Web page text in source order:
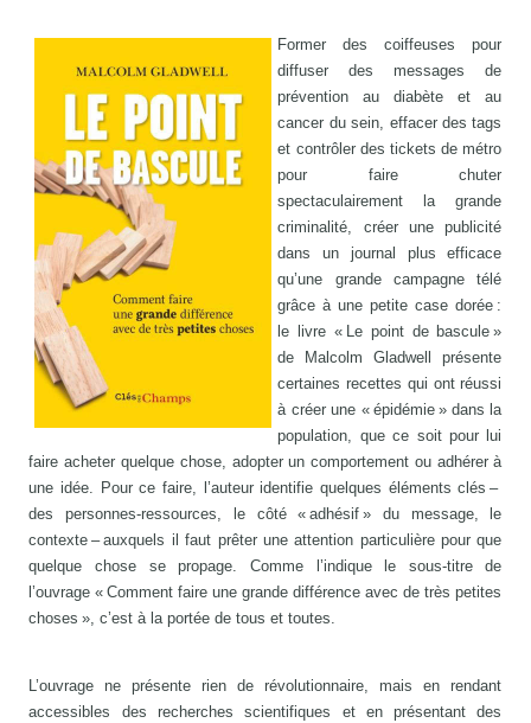
Former des coiffeuses pour
diffuser des messages de
prévention au diabète et au
cancer du sein, effacer des tags
et contrôler des tickets de métro
pour faire chuter
spectaculairement la grande
criminalité, créer une publicité
dans un journal plus efficace
qu’une grande campagne télé
grâce à une petite case dorée :
le livre « Le point de bascule »
de Malcolm Gladwell présente
certaines recettes qui ont réussi
à créer une « épidémie » dans la
population, que ce soit pour lui
faire acheter quelque chose, adopter un comportement ou adhérer à
une idée. Pour ce faire, l’auteur identifie quelques éléments clés –
des personnes-ressources, le côté « adhésif » du message, le
contexte – auxquels il faut prêter une attention particulière pour que
quelque chose se propage. Comme l’indique le sous-titre de
l’ouvrage « Comment faire une grande différence avec de très petites
choses », c’est à la portée de tous et toutes.
L’ouvrage ne présente rien de révolutionnaire, mais en rendant
accessibles des recherches scientifiques et en présentant des